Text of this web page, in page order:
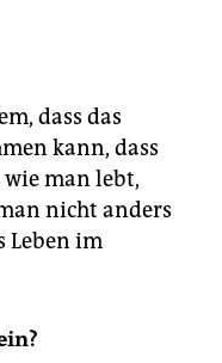
dass das
kann, dass
man lebt,
nicht anders
Leben im